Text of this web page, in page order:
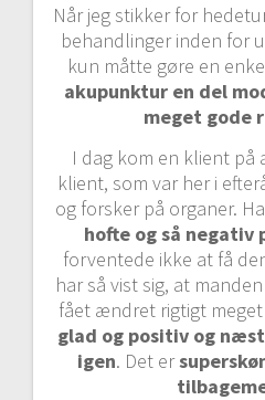
Når jeg stikker for
behandlinger inden for
kun måtte gøre en
akupunktur en del
meget gode
I dag kom en klient på
klient, som var her i
og forsker på organer.
hofte og så negativ
forventede ikke at få
har så vist sig, at
fået ændret rigtigt
glad og positiv og
igen. Det er